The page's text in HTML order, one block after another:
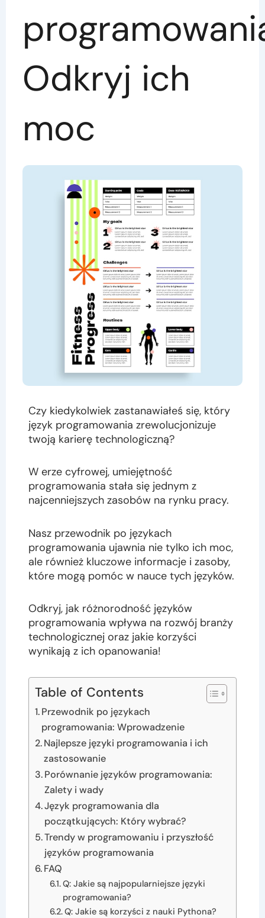
Odkryj ich
moc
Czy kiedykolwiek zastanawiałeś się, który
język programowania zrewolucjonizuje
twoją karierę technologiczną?
W erze cyfrowej, umiejętność
programowania stała się jednym z
najcenniejszych zasobów na rynku pracy.
Nasz przewodnik po językach
programowania ujawnia nie tylko ich moc,
ale również kluczowe informacje i zasoby,
które mogą pomóc w nauce tych języków.
Odkryj, jak różnorodność języków
programowania wpływa na rozwój branży
technologicznej oraz jakie korzyści
wynikają z ich opanowania!
Table of Contents
Przewodnik po językach
programowania: Wprowadzenie
Najlepsze języki programowania i ich
zastosowanie
Porównanie języków programowania:
Zalety i wady
Język programowania dla
początkujących: Który wybrać?
Trendy w programowaniu i przyszłość
języków programowania
FAQ
Q: Jakie są najpopularniejsze języki
programowania?
Q: Jakie są korzyści z nauki Pythona?